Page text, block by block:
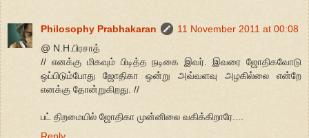
Philosophy Prabhakaran
11 November 2011 at 00:08
@ N.H.பிரசாத்
// எனக்கு மிகவும் பிடித்த நடிகை இவர். இவரை ஜோதிகவோடு
ஒப்பிடும்போது ஜோதிகா ஒன்று அவ்வளவு அழகில்லை என்றே
எனக்கு தோன்றுகிறது. //
பட் திறமையில் ஜோதிகா முன்னிலை வகிக்கிறாரே....
Reply